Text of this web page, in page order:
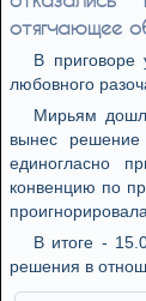
отягчающее
В приговоре
любовного
Мирьям
вынес
единогласно
конвенцию по
В итоге -
решения в